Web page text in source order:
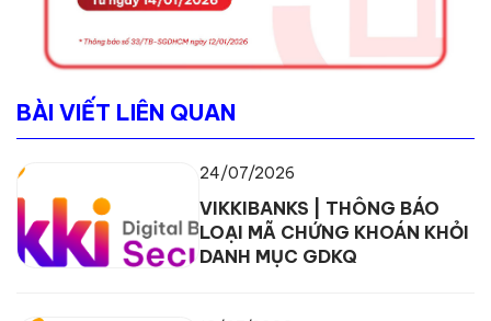
BÀI VIẾT LIÊN QUAN
24/07/2026
VIKKIBANKS | THÔNG BÁO
LOẠI MÃ CHỨNG KHOÁN KHỎI
DANH MỤC GDKQ